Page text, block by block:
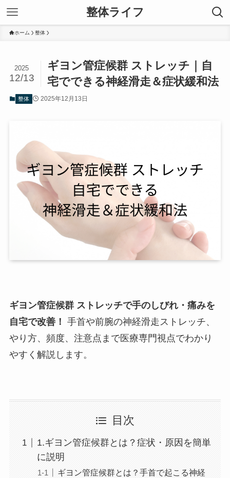
整体ライフ
ホーム 整体
ギヨン管症候群 ストレッチ｜自
宅でできる神経滑走＆症状緩和法
2025
12/13
整体 2025年12月13日
ギヨン管症候群 ストレッチで手のしびれ・痛みを
自宅で改善！ 手首や前腕の神経滑走ストレッチ、
やり方、頻度、注意点まで医療専門視点でわかり
やすく解説します。
目次
1.ギヨン管症候群とは？症状・原因を簡単
に説明
ギヨン管症候群とは？手首で起こる神経